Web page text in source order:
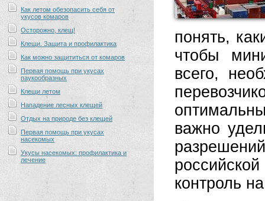
Как летом обезопасить себя от
укусов комаров
Осторожно, клещ!
Клещи. Защита и профилактика
Как можно защититься от комаров
Первая помощь при укусах
паукообразных
Клещи летом
Нападение лесных клещей
Отдых на природе без клещей
Первая помощь при укусах
насекомых
Укусы насекомых: профилактика и
лечение
понять,
чтобы
всего,
важно
контроль